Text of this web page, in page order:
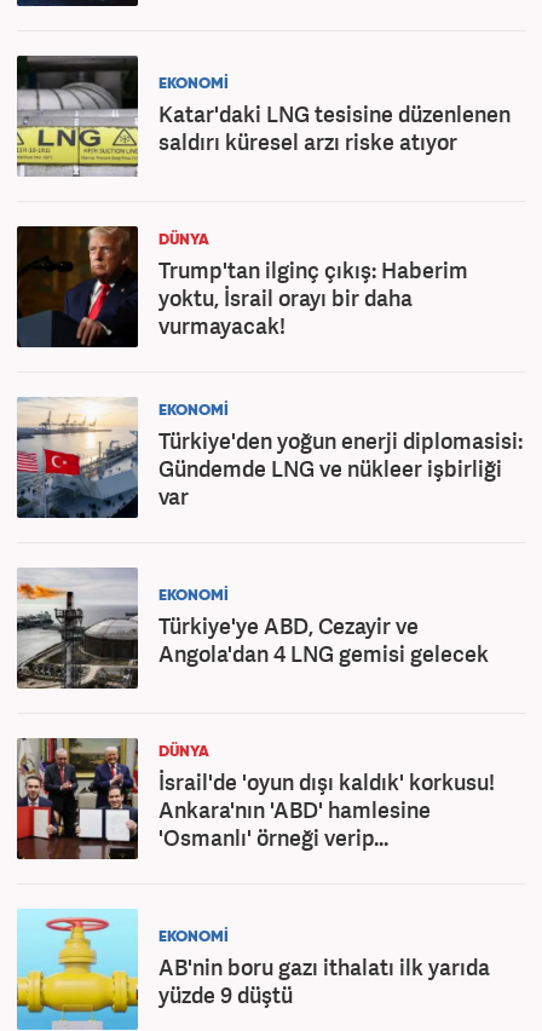
EKONOMİ
Katar'daki LNG tesisine düzenlenen
saldırı küresel arzı riske atıyor
DÜNYA
Trump'tan ilginç çıkış: Haberim
yoktu, İsrail orayı bir daha
vurmayacak!
EKONOMİ
Türkiye'den yoğun enerji diplomasisi:
Gündemde LNG ve nükleer işbirliği
var
EKONOMİ
Türkiye'ye ABD, Cezayir ve
Angola'dan 4 LNG gemisi gelecek
DÜNYA
İsrail'de 'oyun dışı kaldık' korkusu!
Ankara'nın 'ABD' hamlesine
'Osmanlı' örneği verip...
EKONOMİ
AB'nin boru gazı ithalatı ilk yarıda
yüzde 9 düştü